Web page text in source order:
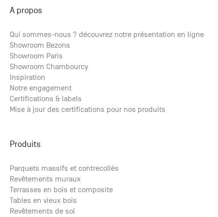
Parquet Bambou Naturel horizontal vernis
61.04€ HT /m2 73.25 € TTC
A propos
Qui sommes-nous ? découvrez notre présentation en ligne
Showroom Bezons
Showroom Paris
Showroom Chambourcy
Inspiration
Notre engagement
Certifications & labels
Mise à jour des certifications pour nos produits
Produits
Parquets massifs et contrecollés
Revêtements muraux
Terrasses en bois et composite
Tables en vieux bois
Revêtements de sol